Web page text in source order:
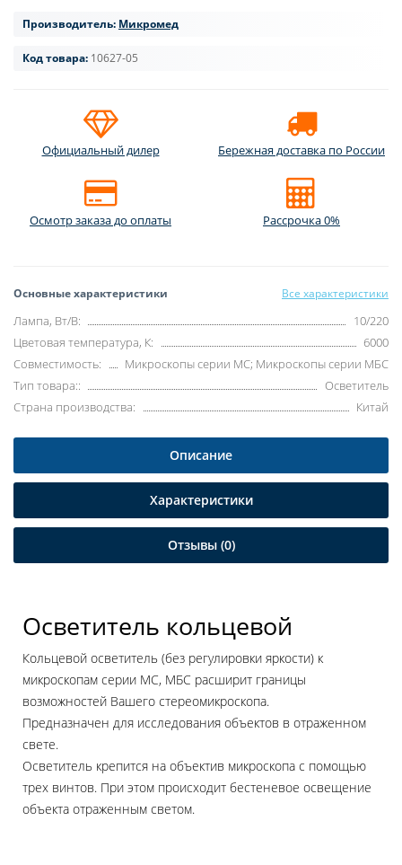
Производитель: Микромед
Код товара: 10627-05
Официальный дилер Бережная доставка по России
Осмотр заказа до оплаты Рассрочка 0%
Основные характеристики Все характеристики
Лампа, Вт/В:
10/220
Цветовая температура, К:
6000
Совместимость:
Микроскопы серии MC; Микроскопы серии МБС
Тип товара::
Осветитель
Страна производства:
Китай
Описание
Характеристики
Отзывы (0)
Осветитель кольцевой
Кольцевой осветитель (без регулировки яркости) к
микроскопам серии МС, МБС расширит границы
возможностей Вашего стереомикроскопа.
Предназначен для исследования объектов в отраженном
свете.
Осветитель крепится на объектив микроскопа с помощью
трех винтов. При этом происходит бестеневое освещение
объекта отраженным светом.